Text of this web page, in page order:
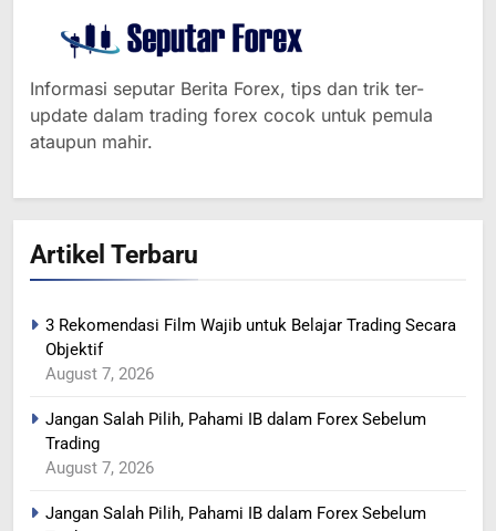
Informasi seputar Berita Forex, tips dan trik ter-
update dalam trading forex cocok untuk pemula
ataupun mahir.
Artikel Terbaru
3 Rekomendasi Film Wajib untuk Belajar Trading Secara
Objektif
August 7, 2026
Jangan Salah Pilih, Pahami IB dalam Forex Sebelum
Trading
August 7, 2026
Jangan Salah Pilih, Pahami IB dalam Forex Sebelum
MINYAK NAIK SETELAH
RENCANA PEMANGKASAN
365
ADANYA PERINGATAN
366